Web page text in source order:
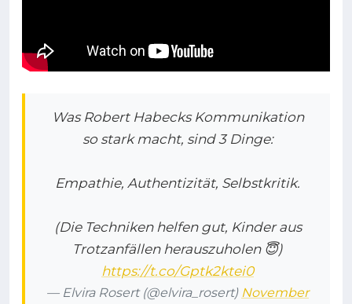
Was Robert Habecks Kommunikation
so stark macht, sind 3 Dinge:
Empathie, Authentizität, Selbstkritik.
(Die Techniken helfen gut, Kinder aus
Trotzanfällen herauszuholen 😇)
https://t.co/Gptk2ktei0
— Elvira Rosert (@elvira_rosert) November